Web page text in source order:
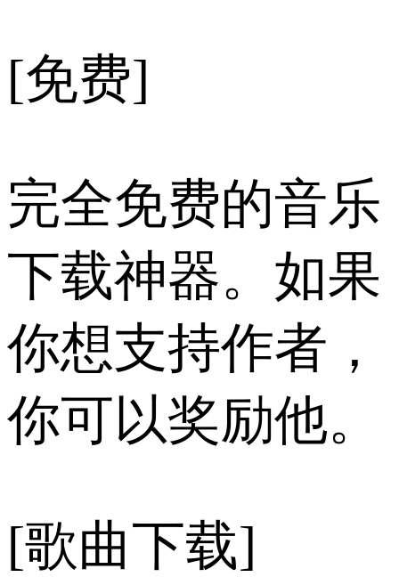
[免费]
完全免费的音乐
下载神器。如果
你想支持作者，
你可以奖励他。
[歌曲下载]